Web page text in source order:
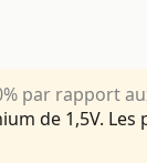
par rapport
de 1,5V. Les